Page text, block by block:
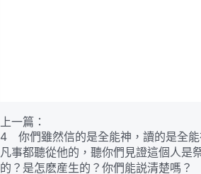
上一篇：
4 你們雖然信的是全能神，讀的是全能
凡事都聽從他的，聽你們見證這個人是
的？是怎麽産生的？你們能説清楚嗎？